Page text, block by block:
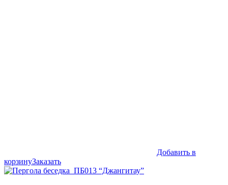
Добавить в
корзинуЗаказать